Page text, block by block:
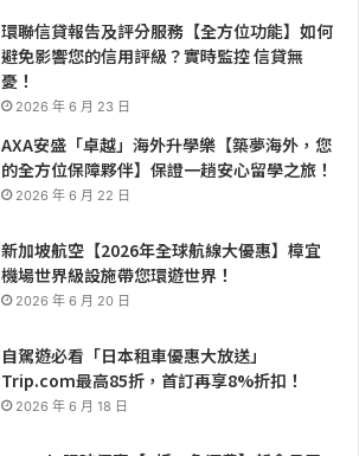
環聯信貸報告及評分服務【全方位功能】如何
避免影響您的信用評級？實時監控 信貸無
憂！
2026 年 6 月 23 日
AXA安盛「卓越」海外升學樂【築夢海外，您
的全方位保障夥伴】保證一趟安心留學之旅！
2026 年 6 月 22 日
新加坡航空【2026年全球航線大優惠】樟宜
機場世界級設施帶您環遊世界！
2026 年 6 月 20 日
自駕遊必看「日本租車優惠大放送」
Trip.com最高85折，首訂再享8%折扣！
2026 年 6 月 18 日